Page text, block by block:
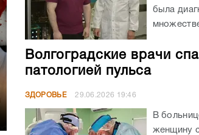
была
Волгоградские врачи
патологией пульса
ЗДОРОВЬЕ 29.06.2026 19:46
В
женщину